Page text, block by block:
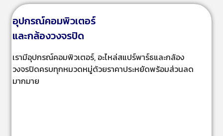
อุปกรณ์คอมพิวเตอร์
และกล้องวงจรปิด
เรามีอุปกรณ์คอมพิวเตอร์, อะไหล่สแปร์พาร์ธและกล้อง
วงจรปิดครบทุกหมวดหมู่ด้วยราคาประหยัดพร้อมส่วนลด
มากมาย